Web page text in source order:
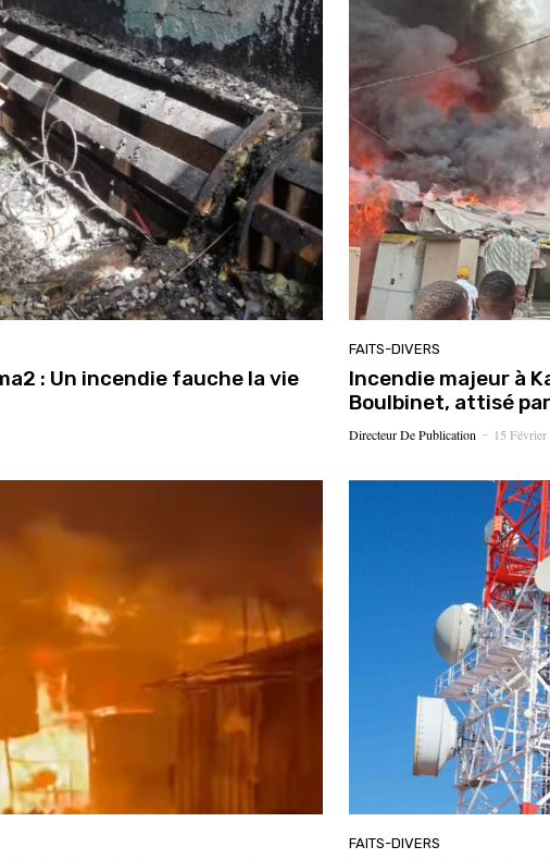
: Un incendie fauche la vie
FAITS-DIVERS
Incendie majeur à
Boulbinet, attisé
Directeur De Publication - 15 Février
FAITS-DIVERS